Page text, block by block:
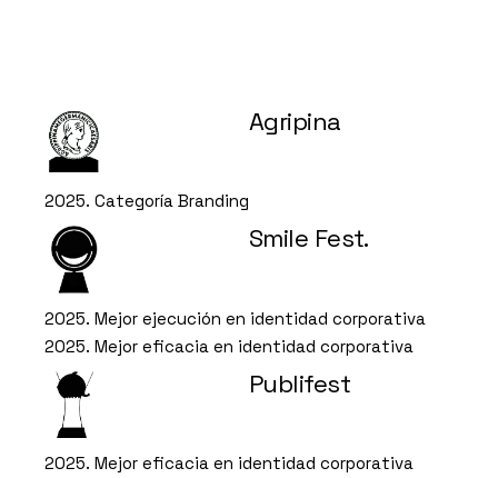
Agripina
2025. Categoría Branding
Smile Fest.
2025. Mejor ejecución en identidad corporativa
2025. Mejor eficacia en identidad corporativa
Publifest
2025. Mejor eficacia en identidad corporativa